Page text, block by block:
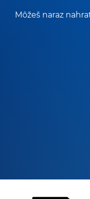
Môžeš naraz